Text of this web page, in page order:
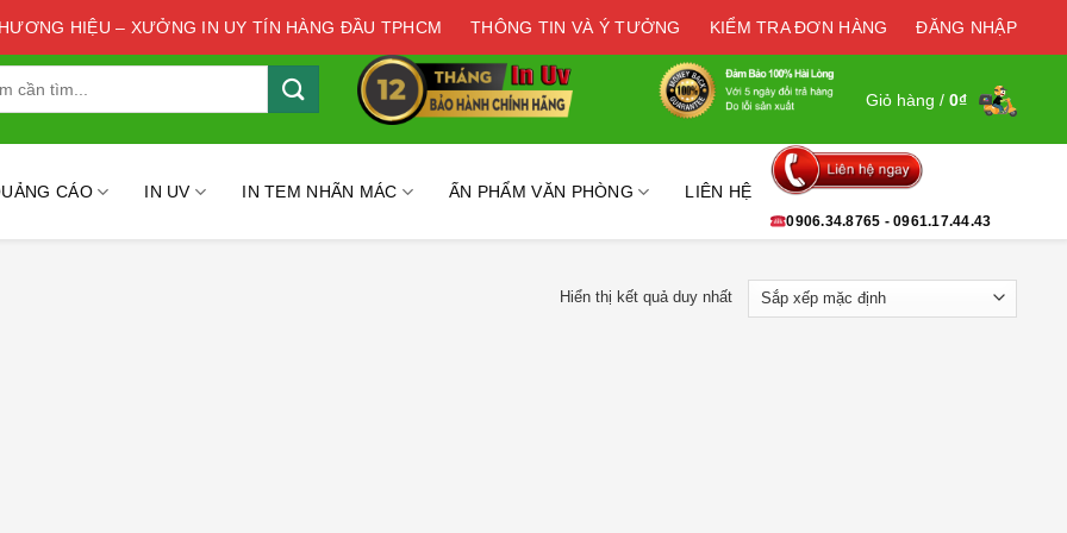
HIỆU – XƯỞNG IN UY TÍN HÀNG ĐẦU TPHCM THÔNG TIN VÀ Ý TƯỞNG KIỂM TRA ĐƠN HÀNG ĐĂNG NHẬP
Giỏ hàng / 0₫
CÁO IN UV IN TEM NHÃN MÁC ẤN PHẨM VĂN PHÒNG LIÊN HỆ
0906.34.8765 - 0961.17.44.43
Hiển thị kết quả duy nhất